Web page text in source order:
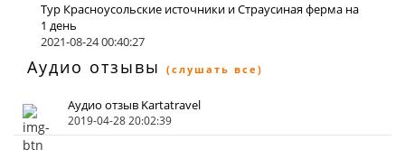
Тур Красноусольские источники и Страусиная ферма на
1 день
2021-08-24 00:40:27
Аудио отзывы (слушать все)
Аудио отзыв Kartatravel
2019-04-28 20:02:39